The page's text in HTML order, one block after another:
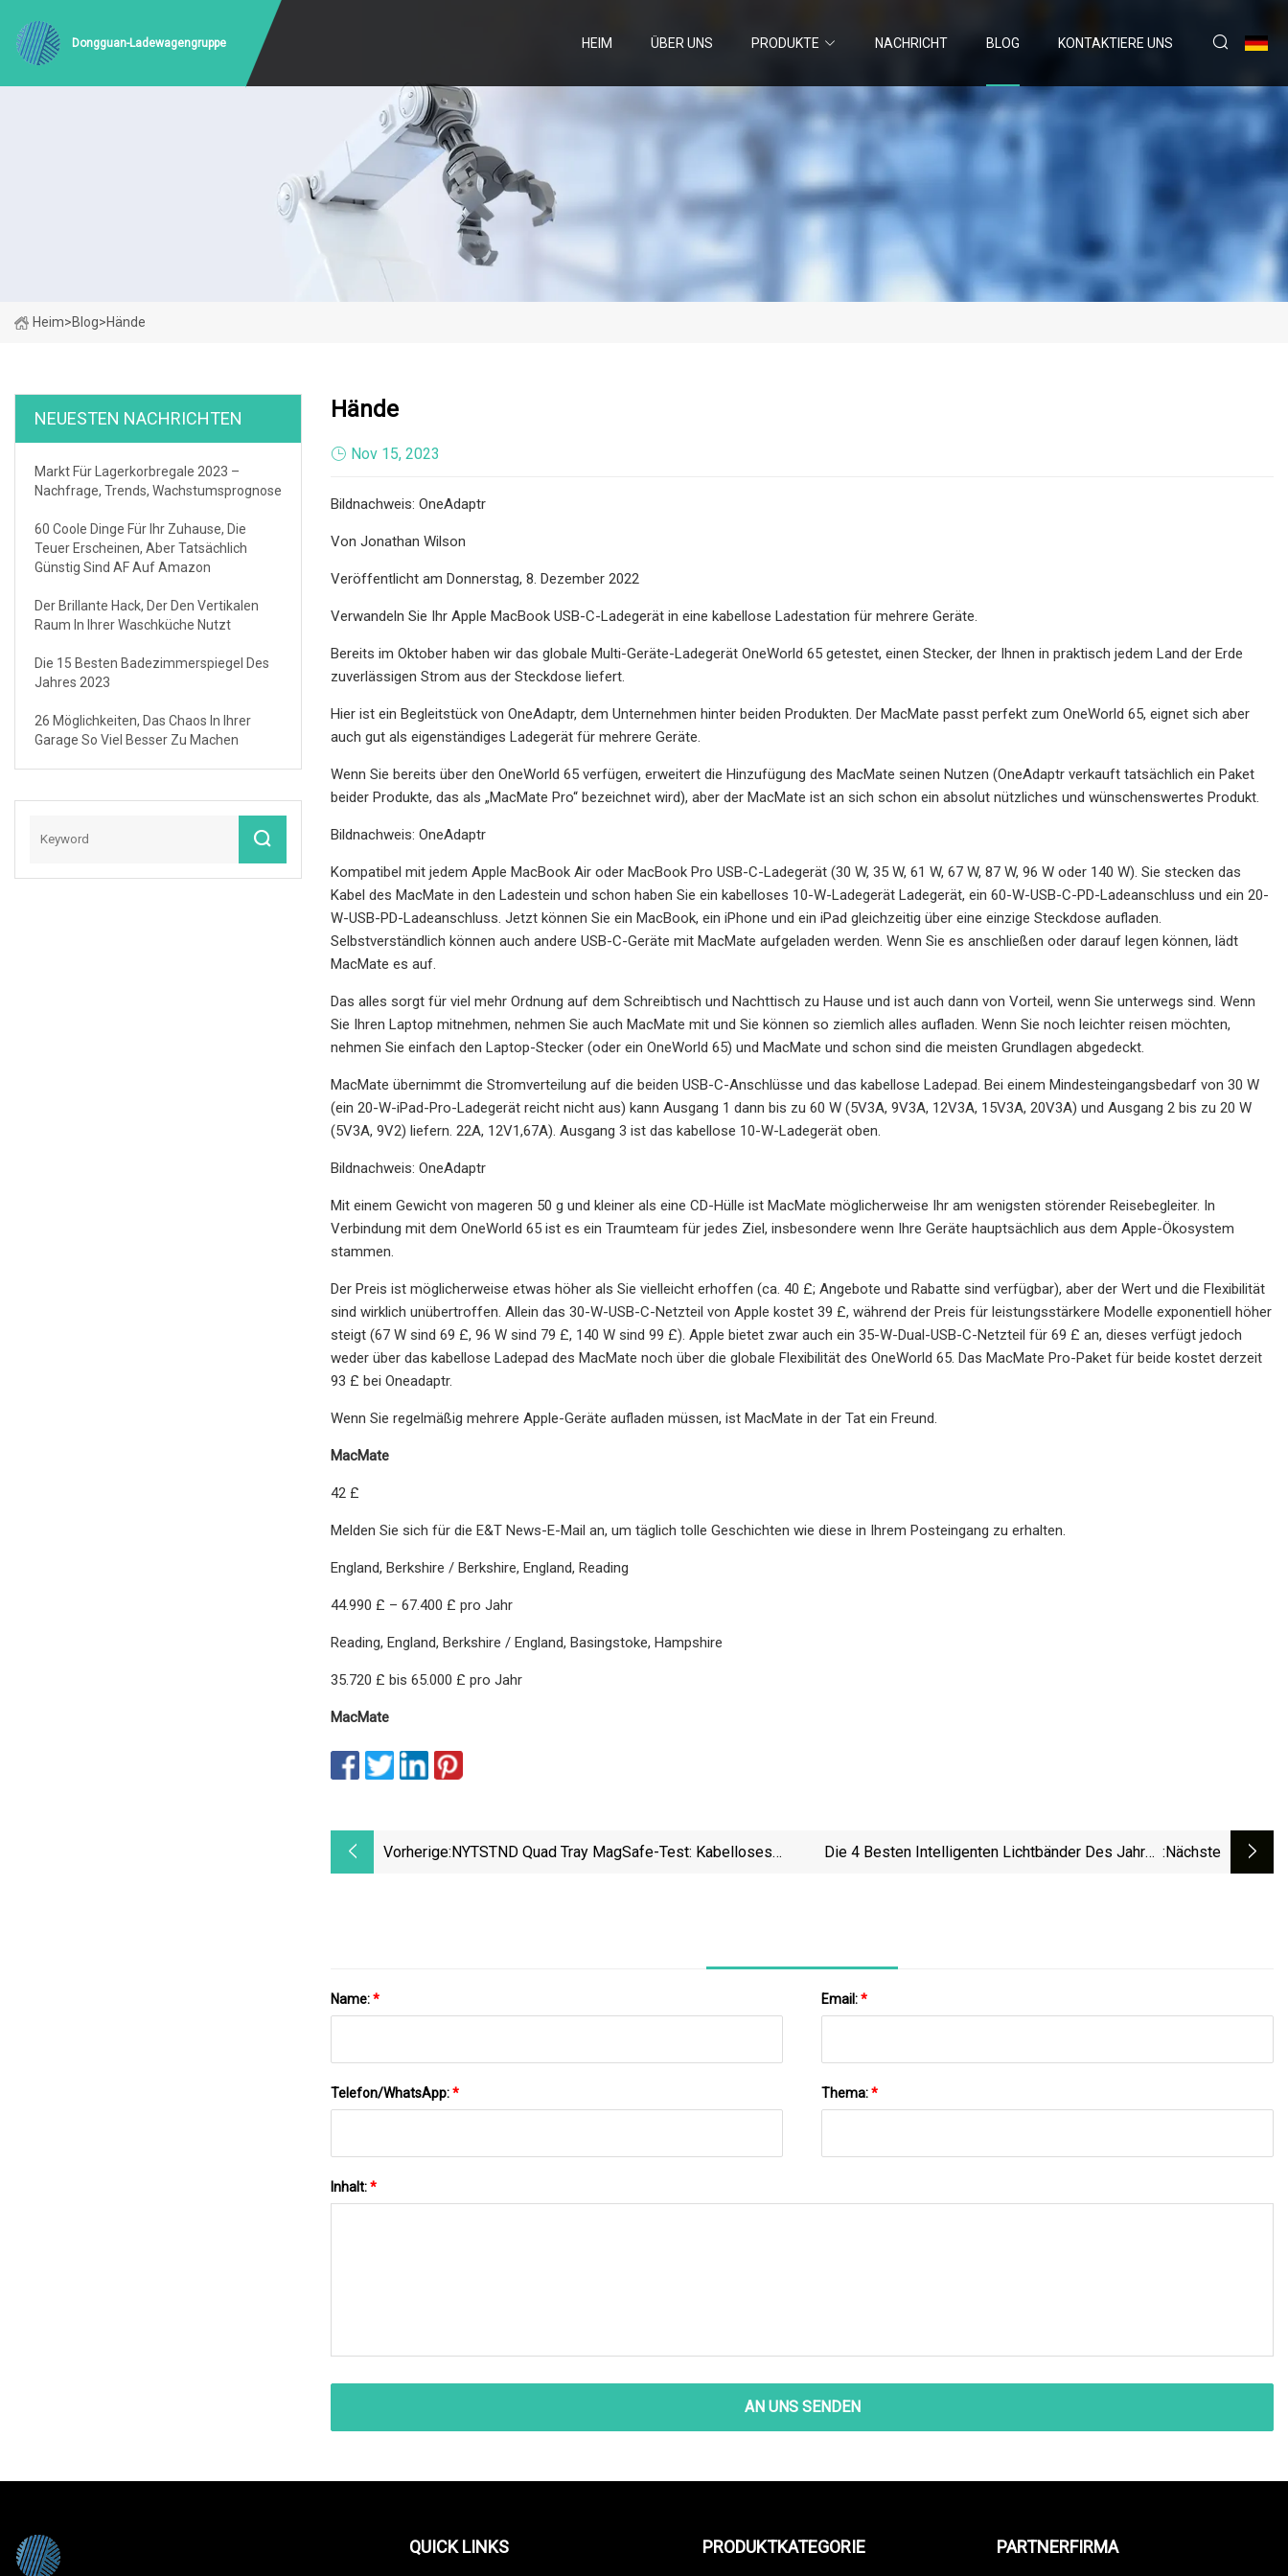
Dongguan-Ladewagengruppe HEIM ÜBER UNS PRODUKTE NACHRICHT BLOG KONTAKTIERE UNS
Heim>Blog>Hände
NEUESTEN NACHRICHTEN
Markt Für Lagerkorbregale 2023 –
Nachfrage, Trends, Wachstumsprognose
60 Coole Dinge Für Ihr Zuhause, Die
Teuer Erscheinen, Aber Tatsächlich
Günstig Sind AF Auf Amazon
Der Brillante Hack, Der Den Vertikalen
Raum In Ihrer Waschküche Nutzt
Die 15 Besten Badezimmerspiegel Des
Jahres 2023
26 Möglichkeiten, Das Chaos In Ihrer
Garage So Viel Besser Zu Machen
Hände
Nov 15, 2023
Bildnachweis: OneAdaptr
Von Jonathan Wilson
Veröffentlicht am Donnerstag, 8. Dezember 2022
Verwandeln Sie Ihr Apple MacBook USB-C-Ladegerät in eine kabellose Ladestation für mehrere Geräte.
Bereits im Oktober haben wir das globale Multi-Geräte-Ladegerät OneWorld 65 getestet, einen Stecker, der Ihnen in praktisch jedem Land der Erde
zuverlässigen Strom aus der Steckdose liefert.
Hier ist ein Begleitstück von OneAdaptr, dem Unternehmen hinter beiden Produkten. Der MacMate passt perfekt zum OneWorld 65, eignet sich aber
auch gut als eigenständiges Ladegerät für mehrere Geräte.
Wenn Sie bereits über den OneWorld 65 verfügen, erweitert die Hinzufügung des MacMate seinen Nutzen (OneAdaptr verkauft tatsächlich ein Paket
beider Produkte, das als „MacMate Pro“ bezeichnet wird), aber der MacMate ist an sich schon ein absolut nützliches und wünschenswertes Produkt.
Bildnachweis: OneAdaptr
Kompatibel mit jedem Apple MacBook Air oder MacBook Pro USB-C-Ladegerät (30 W, 35 W, 61 W, 67 W, 87 W, 96 W oder 140 W). Sie stecken das
Kabel des MacMate in den Ladestein und schon haben Sie ein kabelloses 10-W-Ladegerät Ladegerät, ein 60-W-USB-C-PD-Ladeanschluss und ein 20-
W-USB-PD-Ladeanschluss. Jetzt können Sie ein MacBook, ein iPhone und ein iPad gleichzeitig über eine einzige Steckdose aufladen.
Selbstverständlich können auch andere USB-C-Geräte mit MacMate aufgeladen werden. Wenn Sie es anschließen oder darauf legen können, lädt
MacMate es auf.
Das alles sorgt für viel mehr Ordnung auf dem Schreibtisch und Nachttisch zu Hause und ist auch dann von Vorteil, wenn Sie unterwegs sind. Wenn
Sie Ihren Laptop mitnehmen, nehmen Sie auch MacMate mit und Sie können so ziemlich alles aufladen. Wenn Sie noch leichter reisen möchten,
nehmen Sie einfach den Laptop-Stecker (oder ein OneWorld 65) und MacMate und schon sind die meisten Grundlagen abgedeckt.
MacMate übernimmt die Stromverteilung auf die beiden USB-C-Anschlüsse und das kabellose Ladepad. Bei einem Mindesteingangsbedarf von 30 W
(ein 20-W-iPad-Pro-Ladegerät reicht nicht aus) kann Ausgang 1 dann bis zu 60 W (5V3A, 9V3A, 12V3A, 15V3A, 20V3A) und Ausgang 2 bis zu 20 W
(5V3A, 9V2) liefern. 22A, 12V1,67A). Ausgang 3 ist das kabellose 10-W-Ladegerät oben.
Bildnachweis: OneAdaptr
Mit einem Gewicht von mageren 50 g und kleiner als eine CD-Hülle ist MacMate möglicherweise Ihr am wenigsten störender Reisebegleiter. In
Verbindung mit dem OneWorld 65 ist es ein Traumteam für jedes Ziel, insbesondere wenn Ihre Geräte hauptsächlich aus dem Apple-Ökosystem
stammen.
Der Preis ist möglicherweise etwas höher als Sie vielleicht erhoffen (ca. 40 £; Angebote und Rabatte sind verfügbar), aber der Wert und die Flexibilität
sind wirklich unübertroffen. Allein das 30-W-USB-C-Netzteil von Apple kostet 39 £, während der Preis für leistungsstärkere Modelle exponentiell höher
steigt (67 W sind 69 £, 96 W sind 79 £, 140 W sind 99 £). Apple bietet zwar auch ein 35-W-Dual-USB-C-Netzteil für 69 £ an, dieses verfügt jedoch
weder über das kabellose Ladepad des MacMate noch über die globale Flexibilität des OneWorld 65. Das MacMate Pro-Paket für beide kostet derzeit
93 £ bei Oneadaptr.
Wenn Sie regelmäßig mehrere Apple-Geräte aufladen müssen, ist MacMate in der Tat ein Freund.
MacMate
42 £
Melden Sie sich für die E&T News-E-Mail an, um täglich tolle Geschichten wie diese in Ihrem Posteingang zu erhalten.
England, Berkshire / Berkshire, England, Reading
44.990 £ – 67.400 £ pro Jahr
Reading, England, Berkshire / England, Basingstoke, Hampshire
35.720 £ bis 65.000 £ pro Jahr
MacMate
Vorherige:NYTSTND Quad Tray MagSafe-Test: Kabelloses
Die 4 Besten Intelligenten Lichtbänder Des Jahres :nächste
Name:* Email:*
Telefon/WhatsApp:* Thema:*
Inhalt:*
AN UNS SENDEN
QUICK LINKS PRODUKTKATEGORIE PARTNERFIRMA